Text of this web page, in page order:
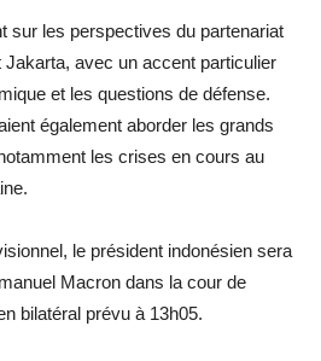
sur les perspectives du partenariat
avec un accent particulier
et les questions de défense.
également aborder les grands
les crises en cours au
le président indonésien sera
Macron dans la cour de
bilatéral prévu à 13h05.